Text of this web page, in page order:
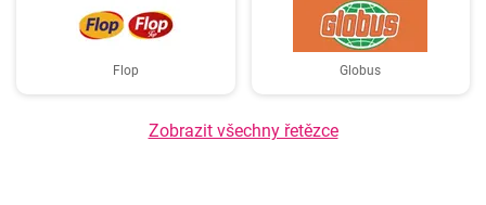
Flop Globus
Zobrazit všechny řetězce